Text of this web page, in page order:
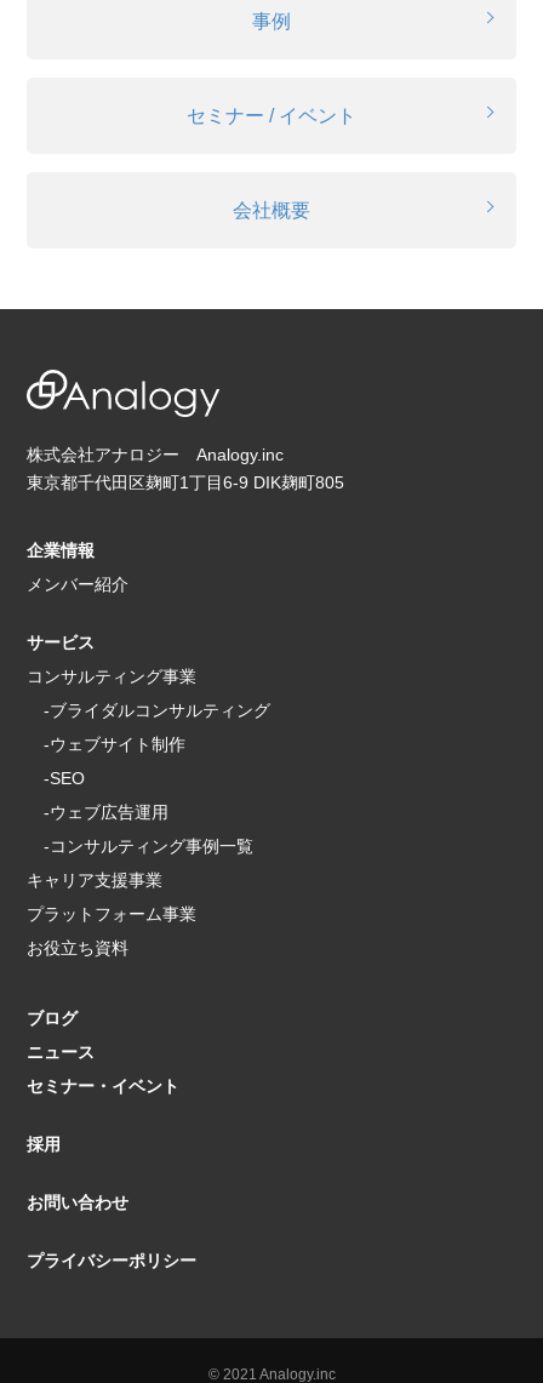
事例
セミナー / イベント
会社概要
株式会社アナロジー Analogy.inc
東京都千代田区麹町1丁目6-9 DIK麹町805
企業情報
メンバー紹介
サービス
コンサルティング事業
-ブライダルコンサルティング
-ウェブサイト制作
-SEO
-ウェブ広告運用
-コンサルティング事例一覧
キャリア支援事業
プラットフォーム事業
お役立ち資料
ブログ
ニュース
セミナー・イベント
採用
お問い合わせ
プライバシーポリシー
© 2021 Analogy.inc